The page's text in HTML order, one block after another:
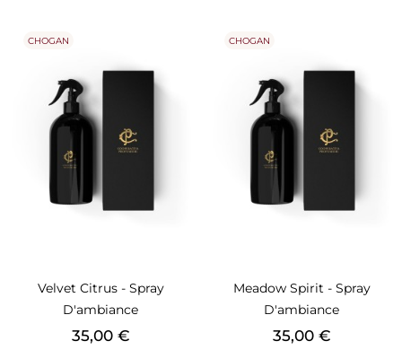
Velvet Citrus - Spray
D'ambiance
Prix
35,00 €
CHOGAN
Meadow Spirit - Spray
D'ambiance
Prix
35,00 €
CHOGAN